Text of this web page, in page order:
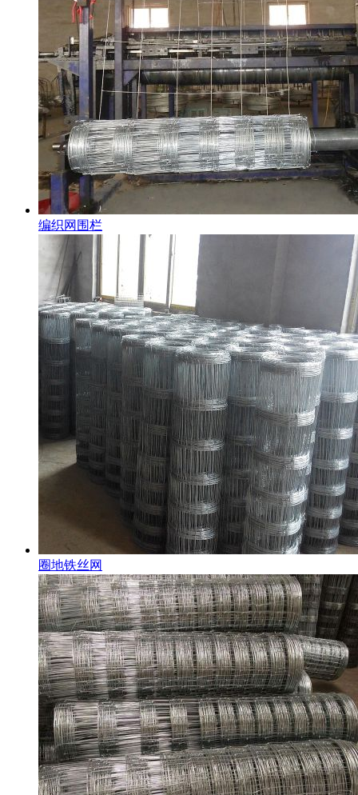
编织网围栏
圈地铁丝网